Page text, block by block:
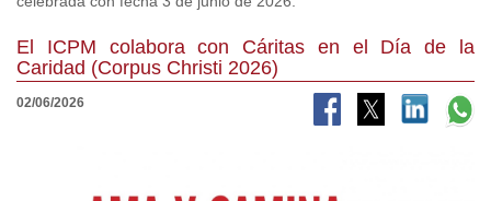
El ICPM colabora con Cáritas en el Día de la
Caridad (Corpus Christi 2026)
02/06/2026